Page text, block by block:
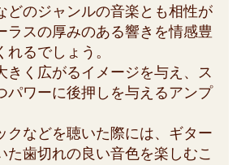
どのジャンルの音楽とも相性が
ラスの厚みのある響きを情感豊
るでしょう。
きく広がるイメージを与え、ス
パワーに後押しを与えるアンプ
クなどを聴いた際には、ギター
た歯切れの良い音色を楽しむこ